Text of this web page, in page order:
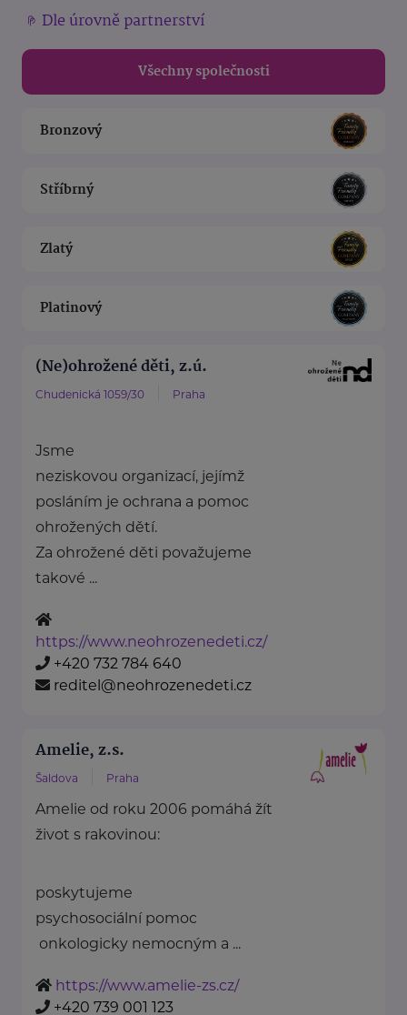
Dle úrovně partnerství
Všechny společnosti
Bronzový
Stříbrný
Zlatý
Platinový
(Ne)ohrožené děti, z.ú.
Chudenická 1059/30 Praha
Jsme
neziskovou organizací, jejímž
posláním je ochrana a pomoc
ohrožených dětí.
Za ohrožené děti považujeme
takové ...
https://www.neohrozenedeti.cz/
+420 732 784 640
reditel@neohrozenedeti.cz
Amelie, z.s.
Šaldova Praha
Amelie od roku 2006 pomáhá žít
život s rakovinou:
poskytujeme
psychosociální pomoc
onkologicky nemocným a ...
https://www.amelie-zs.cz/
+420 739 001 123